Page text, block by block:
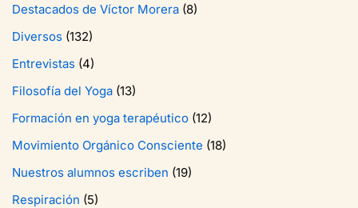
Destacados de Víctor Morera (8)
Diversos (132)
Entrevistas (4)
Filosofía del Yoga (13)
Formación en yoga terapéutico (12)
Movimiento Orgánico Consciente (18)
Nuestros alumnos escriben (19)
Respiración (5)